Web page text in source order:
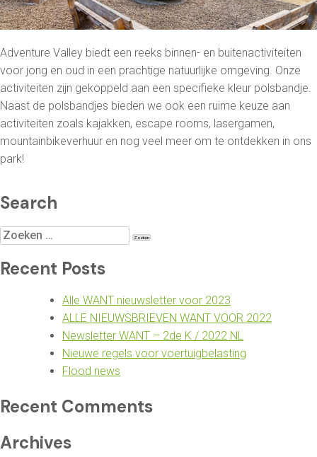
Adventure Valley biedt een reeks binnen- en buitenactiviteiten
voor jong en oud in een prachtige natuurlijke omgeving. Onze
activiteiten zijn gekoppeld aan een specifieke kleur polsbandje.
Naast de polsbandjes bieden we ook een ruime keuze aan
activiteiten zoals kajakken, escape rooms, lasergamen,
mountainbikeverhuur en nog veel meer om te ontdekken in ons
park!
Search
Zoeken
naar:
Recent Posts
Alle WANT nieuwsletter voor 2023
ALLE NIEUWSBRIEVEN WANT VOOR 2022
Newsletter WANT – 2de K / 2022 NL
Nieuwe regels voor voertuigbelasting
Flood news
Recent Comments
Archives